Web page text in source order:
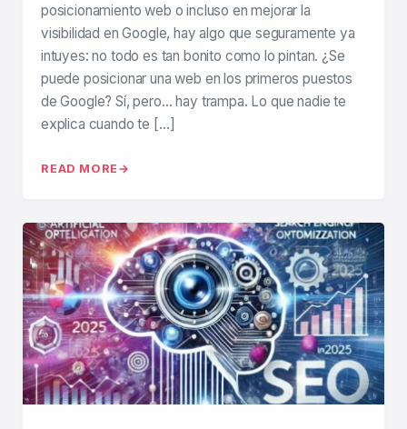
posicionamiento web o incluso en mejorar la
visibilidad en Google, hay algo que seguramente ya
intuyes: no todo es tan bonito como lo pintan. ¿Se
puede posicionar una web en los primeros puestos
de Google? Sí, pero… hay trampa. Lo que nadie te
explica cuando te […]
READ MORE